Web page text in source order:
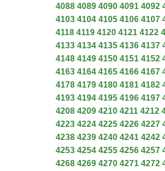
4088 4089 4090 4091 4092
4103 4104 4105 4106 4107
4118 4119 4120 4121 4122
4133 4134 4135 4136 4137
4148 4149 4150 4151 4152
4163 4164 4165 4166 4167
4178 4179 4180 4181 4182
4193 4194 4195 4196 4197
4208 4209 4210 4211 4212
4223 4224 4225 4226 4227
4238 4239 4240 4241 4242
4253 4254 4255 4256 4257
4268 4269 4270 4271 4272